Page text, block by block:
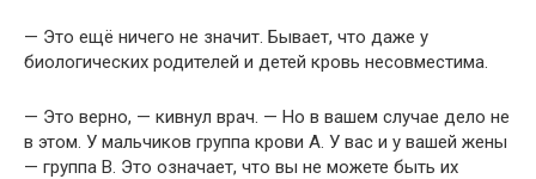
— Это ещё ничего не значит. Бывает, что даже у
биологических родителей и детей кровь несовместима.
— Это верно, — кивнул врач. — Но в вашем случае дело не
в этом. У мальчиков группа крови А. У вас и у вашей жены
— группа В. Это означает, что вы не можете быть их